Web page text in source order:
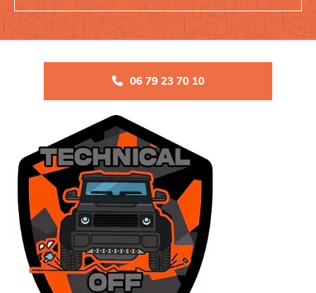
06 79 23 70 10